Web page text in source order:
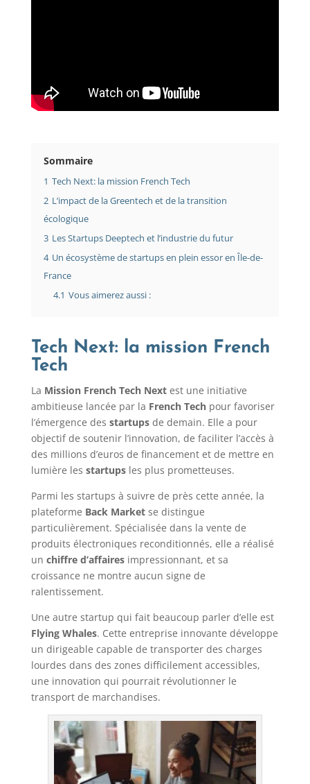
Sommaire
1 Tech Next: la mission French Tech
2 L’impact de la Greentech et de la transition
écologique
3 Les Startups Deeptech et l’industrie du futur
4 Un écosystème de startups en plein essor en Île-de-
France
4.1 Vous aimerez aussi :
Tech Next: la mission French
Tech
La Mission French Tech Nextest une initiative
ambitieuse lancée par la French Techpour favoriser
l’émergence des startupsde demain. Elle a pour
objectif de soutenir l’innovation, de faciliter l’accès à
des millions d’euros de financement et de mettre en
lumière les startupsles plus prometteuses.
Parmi les startups à suivre de près cette année, la
plateforme Back Marketse distingue
particulièrement. Spécialisée dans la vente de
produits électroniques reconditionnés, elle a réalisé
un chiffre d’affairesimpressionnant, et sa
croissance ne montre aucun signe de
ralentissement.
Une autre startup qui fait beaucoup parler d’elle est
Flying Whales. Cette entreprise innovante développe
un dirigeable capable de transporter des charges
lourdes dans des zones difficilement accessibles,
une innovation qui pourrait révolutionner le
transport de marchandises.